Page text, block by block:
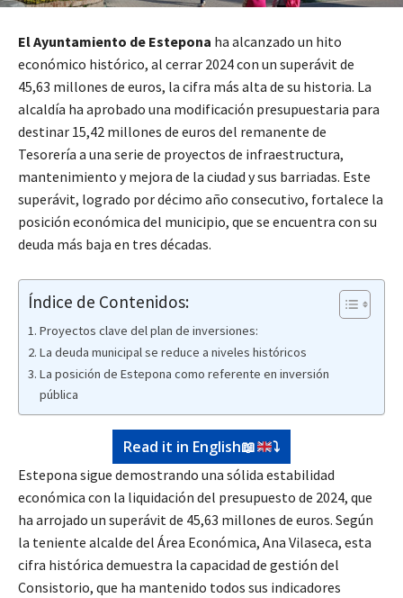
El Ayuntamiento de Estepona ha alcanzado un hito
económico histórico, al cerrar 2024 con un superávit de
45,63 millones de euros, la cifra más alta de su historia. La
alcaldía ha aprobado una modificación presupuestaria para
destinar 15,42 millones de euros del remanente de
Tesorería a una serie de proyectos de infraestructura,
mantenimiento y mejora de la ciudad y sus barriadas. Este
superávit, logrado por décimo año consecutivo, fortalece la
posición económica del municipio, que se encuentra con su
deuda más baja en tres décadas.
Índice de Contenidos:
Proyectos clave del plan de inversiones:
La deuda municipal se reduce a niveles históricos
La posición de Estepona como referente en inversión
pública
Read it in English📖 ⤵️
Estepona sigue demostrando una sólida estabilidad
económica con la liquidación del presupuesto de 2024, que
ha arrojado un superávit de 45,63 millones de euros. Según
la teniente alcalde del Área Económica, Ana Vilaseca, esta
cifra histórica demuestra la capacidad de gestión del
Consistorio, que ha mantenido todos sus indicadores